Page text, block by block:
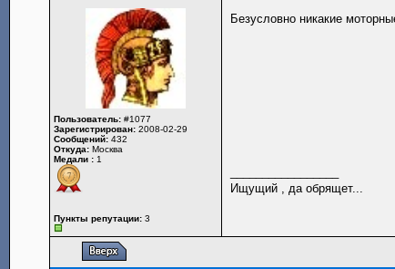
Пользователь:#1077
Зарегистрирован:2008-02-29
Сообщений:432
Откуда:Москва
Медали :1
Пункты репутации:3
Безусловно никакие
Ищущий , да обрящет...